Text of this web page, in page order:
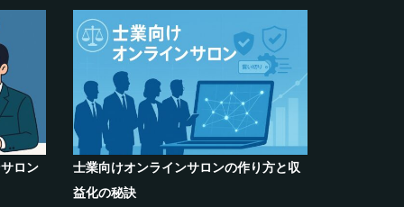
ロン
士業向けオンラインサロンの作り方と収
益化の秘訣